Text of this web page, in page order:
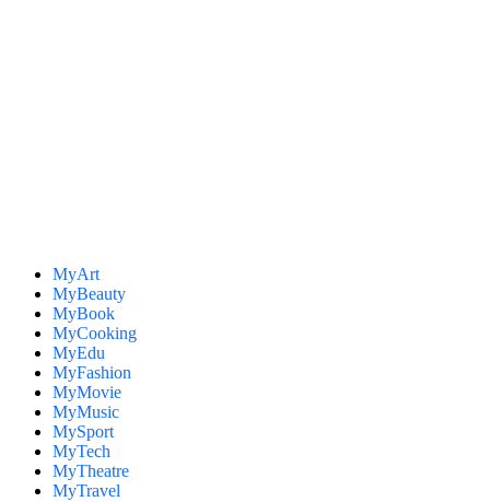
MyArt
MyBeauty
MyBook
MyCooking
MyEdu
MyFashion
MyMovie
MyMusic
MySport
MyTech
MyTheatre
MyTravel